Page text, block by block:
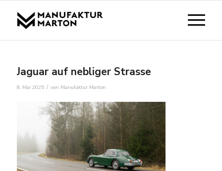
Jaguar auf nebliger Strasse
8. Mai 2025 / von Manufaktur Marton